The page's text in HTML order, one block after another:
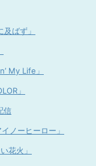
ばず」
My Life」
」
信
ノーヒーロー」
花火」